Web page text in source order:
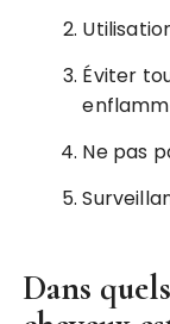
Éviter
Ne pas
Dans